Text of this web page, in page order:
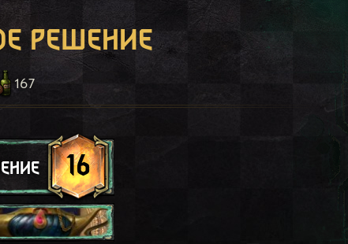
решение
167
16